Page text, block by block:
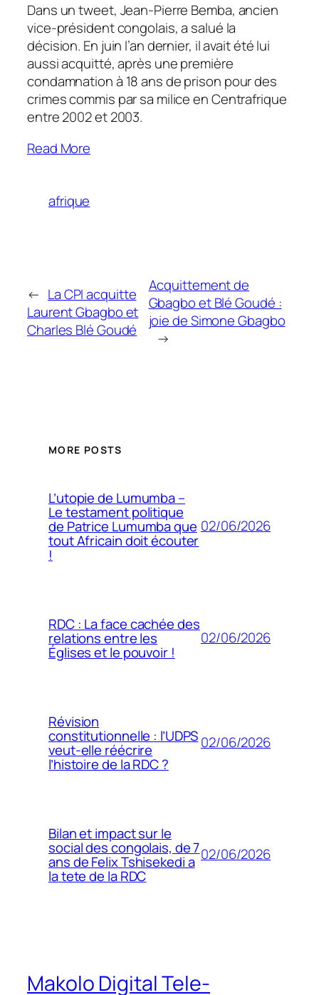
Dans un tweet, Jean-Pierre Bemba, ancien
vice-président congolais, a salué la
décision. En juin l’an dernier, il avait été lui
aussi acquitté, après une première
condamnation à 18 ans de prison pour des
crimes commis par sa milice en Centrafrique
entre 2002 et 2003.
Read More
afrique
← La CPI acquitte
Laurent Gbagbo et
Charles Blé Goudé
Acquittement de
Gbagbo et Blé Goudé :
joie de Simone Gbagbo
→
MORE POSTS
L’utopie de Lumumba –
Le testament politique
de Patrice Lumumba que
tout Africain doit écouter
!
02/06/2026
RDC : La face cachée des
relations entre les
Églises et le pouvoir !
02/06/2026
Révision
constitutionnelle : l’UDPS
veut-elle réécrire
l’histoire de la RDC ?
02/06/2026
Bilan et impact sur le
social des congolais, de 7
ans de Felix Tshisekedi a
la tete de la RDC
02/06/2026
Makolo Digital Tele-